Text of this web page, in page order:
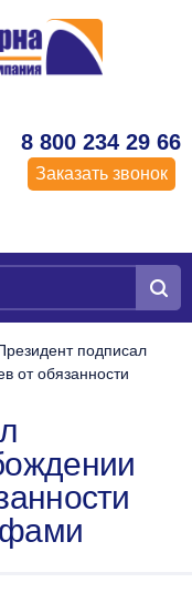
8 800 234 29 66
Заказать звонок
подписал
от обязанности